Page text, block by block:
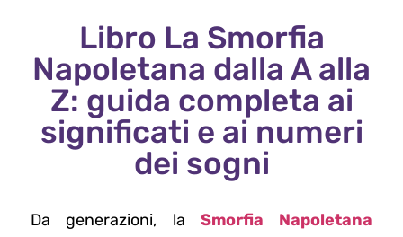
Libro La Smorfia
Napoletana dalla A alla
Z: guida completa ai
significati e ai numeri
dei sogni
Da generazioni, la Smorfia Napoletana